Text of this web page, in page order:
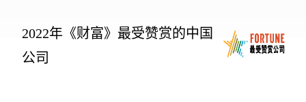
2022年《财富》最受赞赏的中国
公司